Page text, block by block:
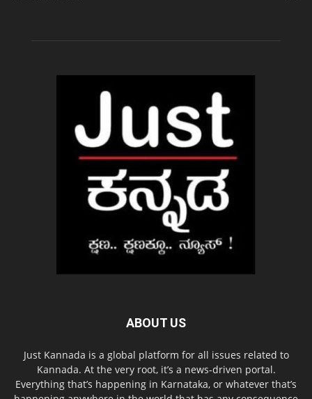
ABOUT US
Just Kannada is a global platform for all issues related to
Kannada. At the very root, it’s a news-driven portal.
Everything that’s happening in Karnataka, or whatever that’s